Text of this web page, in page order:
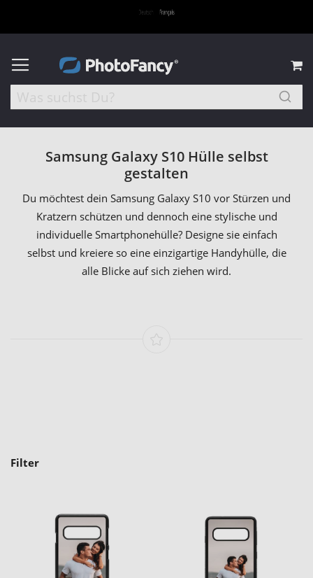
Samsung Galaxy S10 Hülle selbst
gestalten
Du möchtest dein Samsung Galaxy S10 vor Stürzen und
Kratzern schützen und dennoch eine stylische und
individuelle Smartphonehülle? Designe sie einfach
selbst und kreiere so eine einzigartige Handyhülle, die
alle Blicke auf sich ziehen wird.
Filter